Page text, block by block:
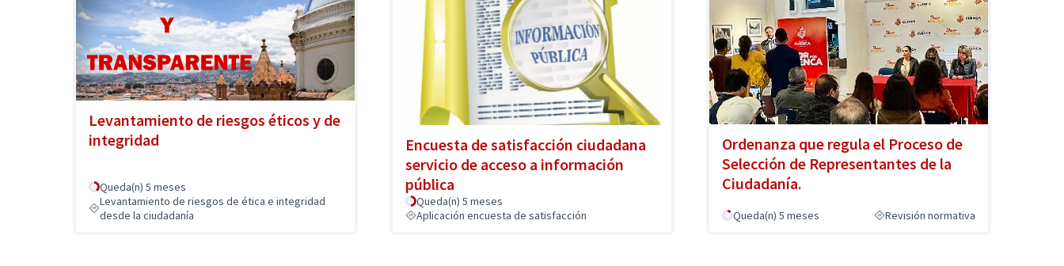
Levantamiento de riesgos éticos y de
integridad
Queda(n) 5 meses
Levantamiento de riesgos de ética e integridad
desde la ciudadanía
Encuesta de satisfacción ciudadana
servicio de acceso a información
pública
Queda(n) 5 meses
Aplicación encuesta de satisfacción
Ordenanza que regula el Proceso de
Selección de Representantes de la
Ciudadanía.
Queda(n) 5 meses Revisión normativa